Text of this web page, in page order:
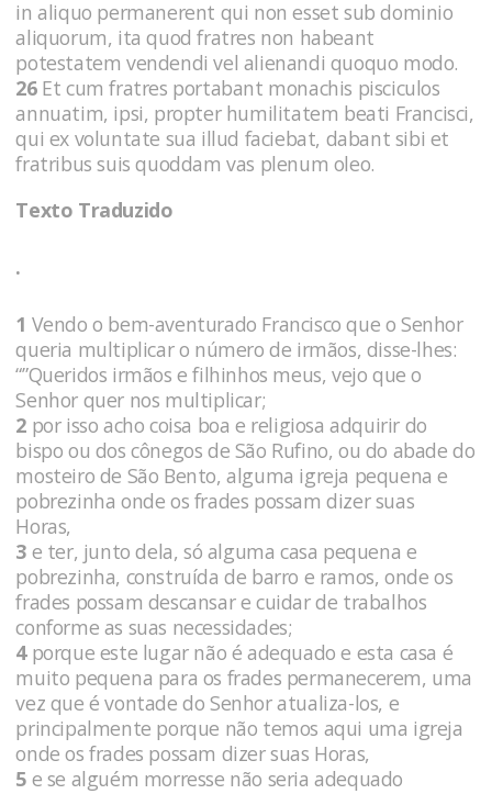
in aliquo permanerent qui non esset sub dominio
aliquorum, ita quod fratres non habeant
potestatem vendendi vel alienandi quoquo modo.
26Et cum fratres portabant monachis pisciculos
annuatim, ipsi, propter humilitatem beati Francisci,
qui ex voluntate sua illud faciebat, dabant sibi et
fratribus suis quoddam vas plenum oleo.
Texto Traduzido
.
1 Vendo o bem-aventurado Francisco que o Senhor
queria multiplicar o número de irmãos, disse-lhes:
“”Queridos irmãos e filhinhos meus, vejo que o
Senhor quer nos multiplicar;
2 por isso acho coisa boa e religiosa adquirir do
bispo ou dos cônegos de São Rufino, ou do abade do
mosteiro de São Bento, alguma igreja pequena e
pobrezinha onde os frades possam dizer suas
Horas,
3 e ter, junto dela, só alguma casa pequena e
pobrezinha, construída de barro e ramos, onde os
frades possam descansar e cuidar de trabalhos
conforme as suas necessidades;
4porque este lugar não é adequado e esta casa é
muito pequena para os frades permanecerem, uma
vez que é vontade do Senhor atualiza-los, e
principalmente porque não temos aqui uma igreja
onde os frades possam dizer suas Horas,
5 e se alguém morresse não seria adequado